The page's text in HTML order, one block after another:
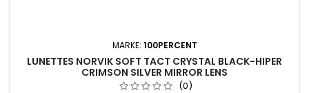
MARKE: 100PERCENT
LUNETTES NORVIK SOFT TACT CRYSTAL BLACK-HIPER
CRIMSON SILVER MIRROR LENS
(0)